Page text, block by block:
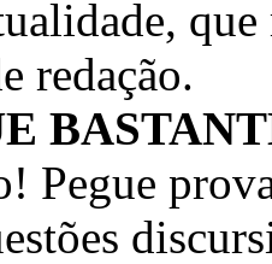
redação.
Pegue